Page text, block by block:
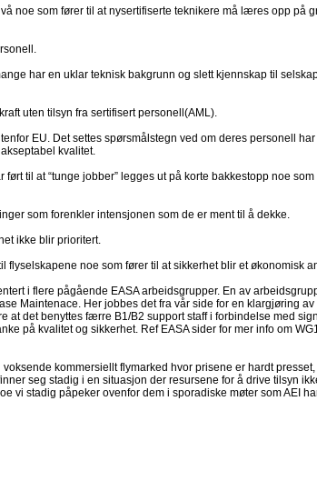
noe som fører til at nysertifiserte teknikere må læres opp på
har en uklar teknisk bakgrunn og slett kjennskap til
uten tilsyn fra sertifisert personell(AML).
EU. Det settes spørsmålstegn ved om deres personell
kvalitet.
til at “tunge jobber” legges ut på korte bakkestopp noe som
som forenkler intensjonen som de er ment til å dekke.
ikke blir prioritert.
flyselskapene noe som fører til at sikkerhet blir et økonomisk
i flere pågående EASA arbeidsgrupper. En av
Maintenace. Her jobbes det fra vår side for en klargjøring
at det benyttes færre B1/B2 support staff i forbindelse med
på kvalitet og sikkerhet. Ref EASA sider for mer info om
kommersiellt flymarked hvor prisene er hardt
seg stadig i en situasjon der resursene for å drive tilsyn
vi stadig påpeker ovenfor dem i sporadiske møter som AEI